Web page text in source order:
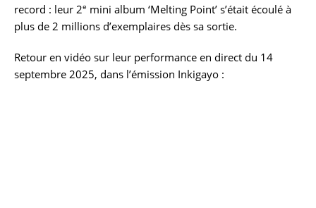
record : leur 2e mini album ‘Melting Point’ s’était écoulé à
plus de 2 millions d’exemplaires dès sa sortie.
Retour en vidéo sur leur performance en direct du 14
septembre 2025, dans l’émission Inkigayo :